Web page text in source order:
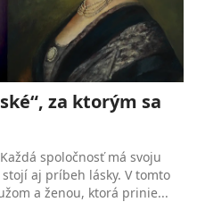
za ktorým sa
spoločnosť má svoju
aj príbeh lásky. V tomto
a ženou, ktorá prinie...